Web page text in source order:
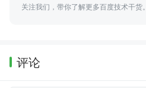
关注我们，带你了解更多百度技术干货。
评论